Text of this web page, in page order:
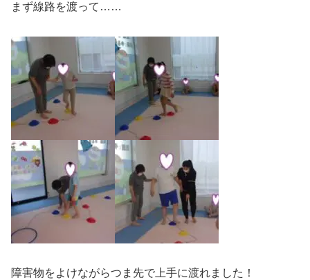
まず線路を渡って……
障害物をよけながらつま先で上手に渡れました！